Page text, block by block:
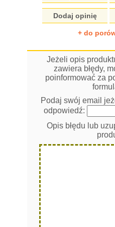
Dodaj opinię
+ do
Jeżeli opis
zawiera błędy,
poinformować za
Podaj swój email
odpowiedź:
Opis błędu lub